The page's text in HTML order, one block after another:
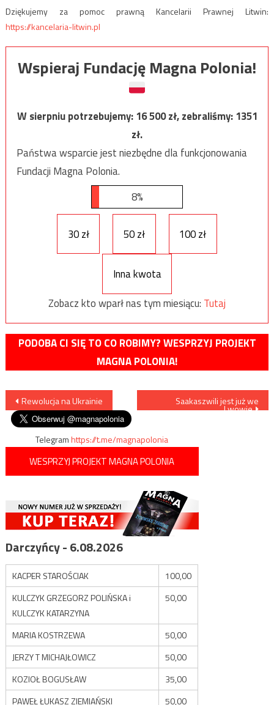
Dziękujemy za pomoc prawną Kancelarii Prawnej Litwin:
https://kancelaria-litwin.pl
Wspieraj Fundację Magna Polonia!
W sierpniu potrzebujemy:16 500zł, zebraliśmy:1351
zł.
Państwa wsparcie jest niezbędne dla funkcjonowania
Fundacji Magna Polonia.
8%
30 zł 50 zł 100 zł
Inna kwota
Zobacz kto wparł nas tym miesiącu: Tutaj
PODOBA CI SIĘ TO CO ROBIMY? WESPRZYJ PROJEKT
MAGNA POLONIA!
Nawigacja
wpisu
Rewolucja na Ukrainie Saakaszwili jest już we
Lwowie
Telegramhttps://t.me/magnapolonia
WESPRZYJ PROJEKT MAGNA POLONIA
Darczyńcy - 6.08.2026
KACPER STAROŚCIAK
100,00
KULCZYK GRZEGORZ POLIŃSKA i
KULCZYK KATARZYNA
50,00
MARIA KOSTRZEWA
50,00
JERZY T MICHAJŁOWICZ
50,00
KOZIOŁ BOGUSŁAW
35,00
PAWEŁ ŁUKASZ ZIEMIAŃSKI
50,00